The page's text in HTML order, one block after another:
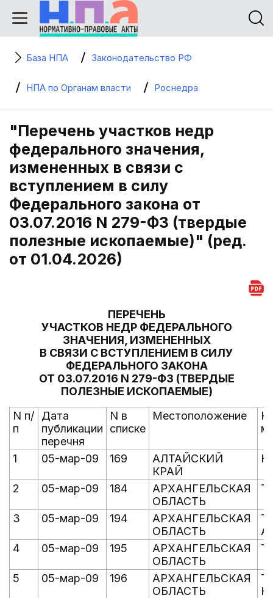
База НПА Законодательство РФ
НПА по Органам власти Роснедра
"Перечень участков недр
федерального значения,
измененных в связи с
вступлением в силу
Федерального закона от
03.07.2016 N 279-ФЗ (твердые
полезные ископаемые)" (ред.
от 01.04.2026)
ПЕРЕЧЕНЬ
УЧАСТКОВ НЕДР ФЕДЕРАЛЬНОГО
ЗНАЧЕНИЯ, ИЗМЕНЕННЫХ
В СВЯЗИ С ВСТУПЛЕНИЕМ В СИЛУ
ФЕДЕРАЛЬНОГО ЗАКОНА
ОТ 03.07.2016 N 279-ФЗ (ТВЕРДЫЕ
ПОЛЕЗНЫЕ ИСКОПАЕМЫЕ)
N п/
п
Дата
публикации
перечня
N в
списке
Местоположение
1 05-мар-09 169
АЛТАЙСКИЙ
КРАЙ
2 05-мар-09 184
АРХАНГЕЛЬСКАЯ
ОБЛАСТЬ
3 05-мар-09 194
АРХАНГЕЛЬСКАЯ
ОБЛАСТЬ
4
05-мар-09 195
АРХАНГЕЛЬСКАЯ
ОБЛАСТЬ
5 05-мар-09 196
АРХАНГЕЛЬСКАЯ
ОБЛАСТЬ